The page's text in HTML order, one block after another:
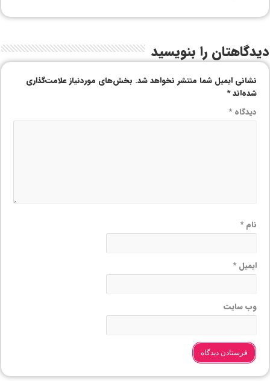
دیدگاهتان را بنویسید
نشانی ایمیل شما منتشر نخواهد شد. بخش‌های موردنیاز علامت‌گذاری
شده‌اند*
دیدگاه*
نام*
ایمیل*
وب‌ سایت